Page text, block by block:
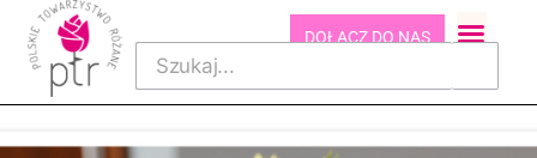
DOŁĄCZ DO NAS